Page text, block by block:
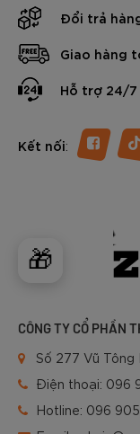
🎁
Đổi trả
Giao hàng
Hỗ trợ 24/7
Kết nối:
CÔNG TY CỔ PHẦN
Số 277 Vũ Tông
Điện thoại: 096
Hotline: 096